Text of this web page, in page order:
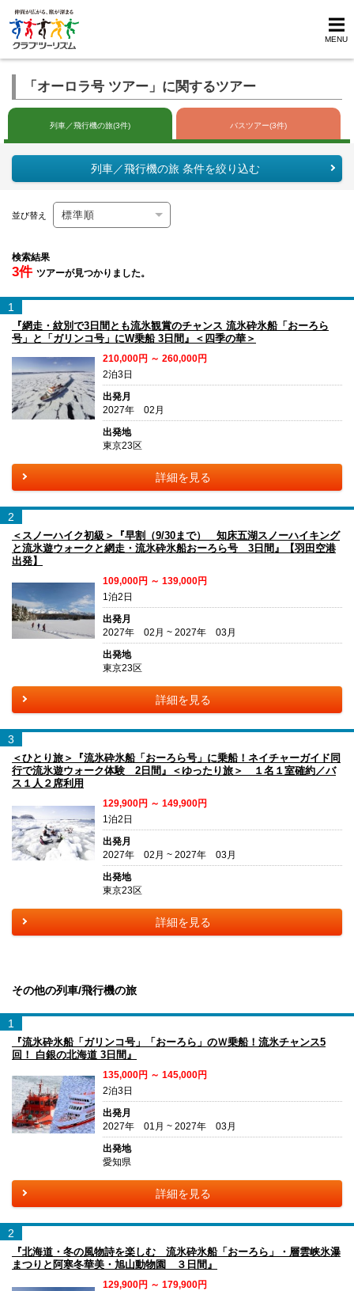
MENU
「オーロラ号 ツアー」に関するツアー
列車／飛行機の旅(3件) バスツアー(3件)
列車／飛行機の旅 条件を絞り込む
並び替え
検索結果
3件 ツアーが見つかりました。
1
『網走・紋別で3日間とも流氷観賞のチャンス 流氷砕氷船「おーろら
号」と「ガリンコ号」にW乗船 3日間』＜四季の華＞
210,000円 ～ 260,000円
2泊3日
出発月
2027年 02月
出発地
東京23区
詳細を見る
2
＜スノーハイク初級＞『早割（9/30まで） 知床五湖スノーハイキング
と流氷遊ウォークと網走・流氷砕氷船おーろら号 3日間』【羽田空港
出発】
109,000円 ～ 139,000円
1泊2日
出発月
2027年 02月 ~ 2027年 03月
出発地
東京23区
詳細を見る
3
＜ひとり旅＞『流氷砕氷船「おーろら号」に乗船！ネイチャーガイド同
行で流氷遊ウォーク体験 2日間』＜ゆったり旅＞ １名１室確約／バ
ス１人２席利用
129,900円 ～ 149,900円
1泊2日
出発月
2027年 02月 ~ 2027年 03月
出発地
東京23区
詳細を見る
その他の列車/飛行機の旅
1
『流氷砕氷船「ガリンコ号」「おーろら」のＷ乗船！流氷チャンス5
回！ 白銀の北海道 3日間』
135,000円 ～ 145,000円
2泊3日
出発月
2027年 01月 ~ 2027年 03月
出発地
愛知県
詳細を見る
2
『北海道・冬の風物詩を楽しむ 流氷砕氷船「おーろら」・層雲峡氷瀑
まつりと阿寒冬華美・旭山動物園 ３日間』
129,900円 ～ 179,900円